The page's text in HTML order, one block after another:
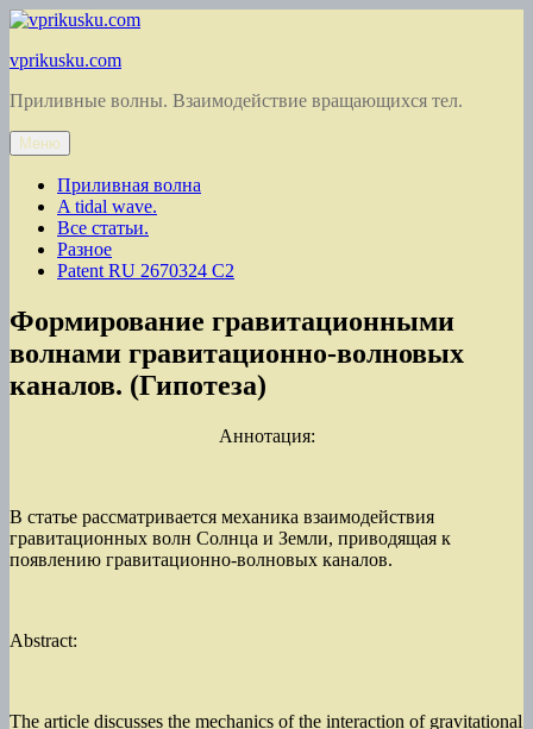
Перейти
содержимому
vprikusku.com
Приливные волны. Взаимодействие вращающихся тел.
Меню
Приливная волна
A tidal wave.
Все статьи.
Разное
Patent RU 2670324 C2
Формирование гравитационными
волнами гравитационно-волновых
каналов. (Гипотеза)
Аннотация:
В статье рассматривается механика взаимодействия
гравитационных волн Солнца и Земли, приводящая к
появлению гравитационно-волновых каналов.
Abstract:
The article discusses the mechanics of the interaction of gravitational